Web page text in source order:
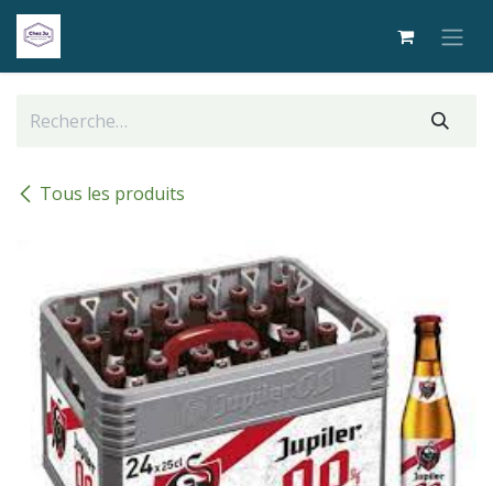
Se rendre au contenu
Tous les produits